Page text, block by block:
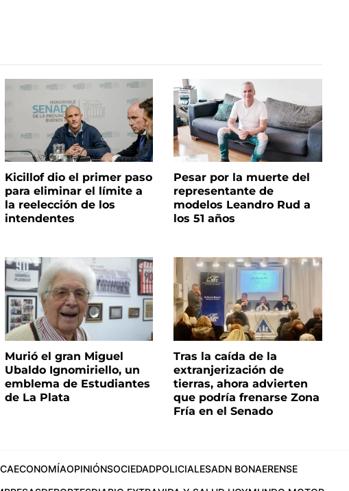
Kicillof dio el primer paso
para eliminar el límite a
la reelección de los
intendentes
Pesar por la muerte del
representante de
modelos Leandro Rud a
los 51 años
Murió el gran Miguel
Ubaldo Ignomiriello, un
emblema de Estudiantes
de La Plata
Tras la caída de la
extranjerización de
tierras, ahora advierten
que podría frenarse Zona
Fría en el Senado
ECONOMÍAOPINIÓNSOCIEDADPOLICIALESADN BONAERENSE